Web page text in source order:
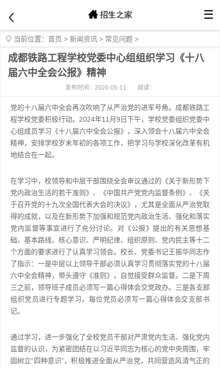
☰
当前位置： 首页 > 新闻资讯 > 常见问题 >
成都铁路工程学校党委中心组组织学习《十八
届六中全会公报》精神
发布时间：2026-05-11 阅读：
党的十八届六中全会再次吹响了从严治党的进军号角。成都铁路工
程学校党委积极行动。2024年11月9日下午，学校党委组织党委中
心组成员学习《十八届六中全会公报》，深入领会十八届六中全会
精神，安排学校岁末年初的各项工作，把学习与学校深化改革有机
地结合在一起。
在学习中，校领导和中层干部围绕全会审议通过的《关于新形势下
党内政治生活的若干准则》、《中国共产党党内监督条例》、《关
于召开党的十九次全国代表大会的决议》，尤其是全面从严治党取
得的成就，以及在新形势下加强和规范党内政治生活、强化和落实
党内监督等事宜进行了充分讨论。对《公报》提出的有关思想基
础、基本路线、核心意识、严明纪律、组织原则、党内民主等十二
个方面的要求进行了认真学习领会。校长、党委书记王振华同志作
了指示：一是中层以上领导干部必须认真学习贯彻落实党的十八届
六中全会精神，带头遵守《准则》，自觉接受群众监督。二是下周
三之前，领导班子成员必须写一篇心得体会交党政办。三是各支部
组织党员进行专题学习，每位党员必须写一篇心得体会交支部书
记。
通过学习，进一步强化了全校党员干部对严肃党内生活、强化党内
监督的认识，为紧密团结在以习近平同志为核心的党中央周围，牢
固树立“四种意识”，积极推进全面从严治党，共同营造风清气正的